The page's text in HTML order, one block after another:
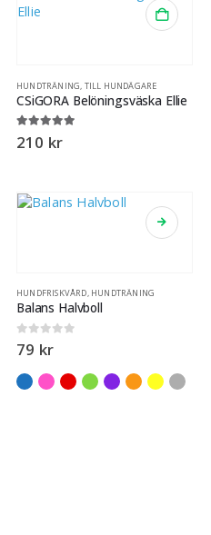
HUNDTRÄNING, TILL HUNDÄGARE
CSiGORA Belöningsväska Ellie
5.00out of 5
210 kr
HUNDFRISKVÅRD, HUNDTRÄNING
Balans Halvboll
0out of 5
79 kr